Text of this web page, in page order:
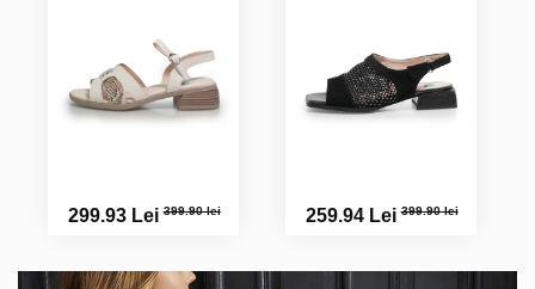
299.93 Lei399.90 lei 259.94 Lei399.90 lei